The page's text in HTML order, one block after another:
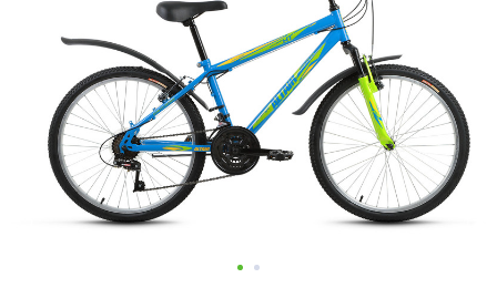
Добавляйте товары
в корзину
Оплачивайте сегодня только